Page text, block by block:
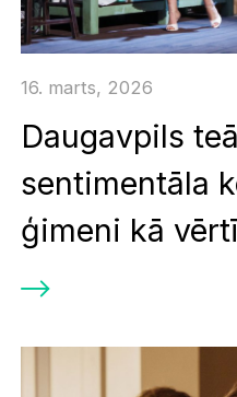
16. marts, 2026
Daugavpils
sentimentāla
ģimeni kā